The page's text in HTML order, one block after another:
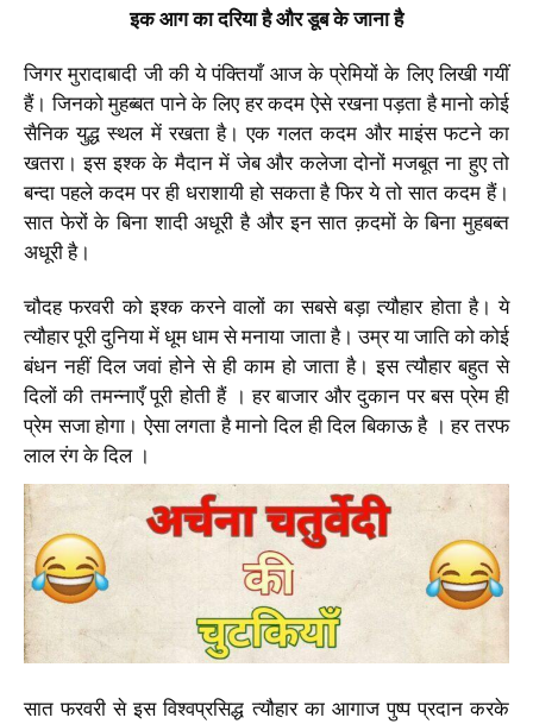
इक आग का दरिया है और डूब के जाना है
जिगर मुरादाबादी जी की ये पंक्तियाँ आज के प्रेमियों के लिए लिखी गयीं
हैं। जिनको मुहब्बत पाने के लिए हर कदम ऐसे रखना पड़ता है मानो कोई
सैनिक युद्ध स्थल में रखता है। एक गलत कदम और माइंस फटने का
खतरा। इस इश्क के मैदान में जेब और कलेजा दोनों मजबूत ना हुए तो
बन्दा पहले कदम पर ही धराशायी हो सकता है फिर ये तो सात कदम हैं।
सात फेरों के बिना शादी अधूरी है और इन सात क़दमों के बिना मुहबब्त
अधूरी है।
चौदह फरवरी को इश्क करने वालों का सबसे बड़ा त्यौहार होता है। ये
त्यौहार पूरी दुनिया में धूम धाम से मनाया जाता है। उम्र या जाति को कोई
बंधन नहीं दिल जवां होने से ही काम हो जाता है। इस त्यौहार बहुत से
दिलों की तमन्नाएँ पूरी होती हैं । हर बाजार और दुकान पर बस प्रेम ही
प्रेम सजा होगा। ऐसा लगता है मानो दिल ही दिल बिकाऊ है । हर तरफ
लाल रंग के दिल ।
सात फरवरी से इस विश्वप्रसिद्ध त्यौहार का आगाज पुष्प प्रदान करके